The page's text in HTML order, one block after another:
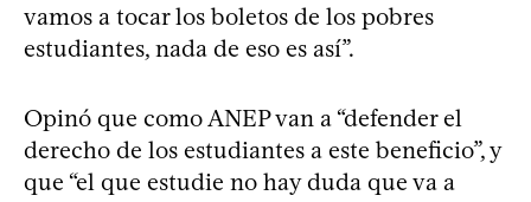
vamos a tocar los boletos de los pobres
estudiantes, nada de eso es así”.
Opinó que como ANEP van a “defender el
derecho de los estudiantes a este beneficio”, y
que “el que estudie no hay duda que va a